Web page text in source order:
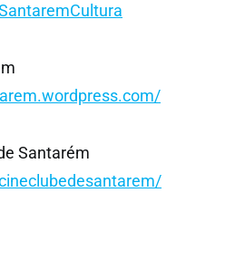
Santarém